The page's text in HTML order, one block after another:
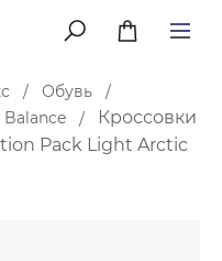
меню
/ Обувь
/
/
Кроссовки
Pack Light Arctic